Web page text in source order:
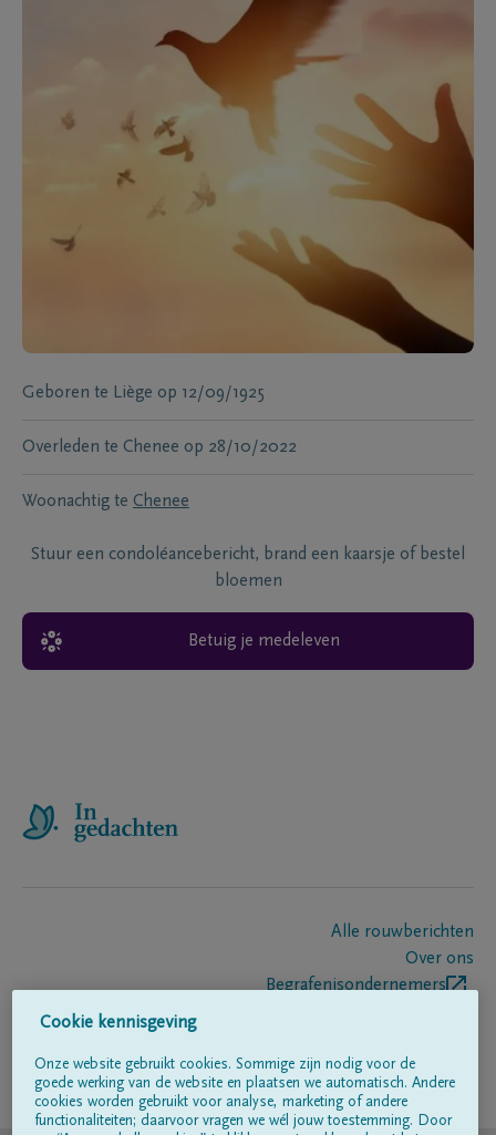
Geboren te Liège op 12/09/1925
Overleden te Chenee op 28/10/2022
Woonachtig te Chenee
Stuur een condoléancebericht, brand een kaarsje of bestel
bloemen
Betuig je medeleven
Alle rouwberichten
Over ons
Begrafenisondernemers
Volg ons op
Cookie kennisgeving
Onze website gebruikt cookies. Sommige zijn nodig voor de
goede werking van de website en plaatsen we automatisch. Andere
cookies worden gebruikt voor analyse, marketing of andere
functionaliteiten; daarvoor vragen we wél jouw toestemming. Door